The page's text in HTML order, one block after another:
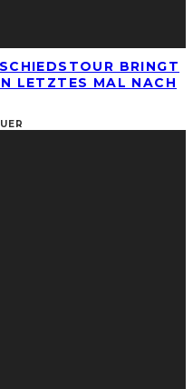
BRINGT
LETZTES MAL NACH